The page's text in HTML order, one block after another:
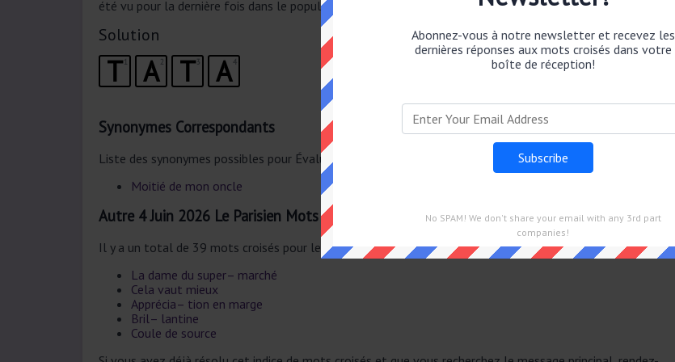
été vu pour la dernière fois dans le populaire Le Parisien Mots Fléchés Force 2 dans 4 Juin 2026.
Solution
1
T 2
A 3
T 4
A
Synonymes Correspondants
Liste des synonymes possibles pour Évalua à la main.
Moitié de mon oncle
Autre 4 Juin 2026 Le Parisien Mots Fléchés Force 2
Il y a un total de 39 mots croisés pour le 4 Juin 2026.
La dame du super– marché
Cela vaut mieux
Apprécia– tion en marge
Bril– lantine
Coule de source
Abonnez-vous à notre newsletter et recevez les
dernières réponses aux mots croisés dans votre
boîte de réception!
No SPAM! We don't share your email with any 3rd part
companies!